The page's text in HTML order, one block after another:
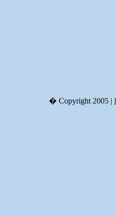
� Copyright 2005 |